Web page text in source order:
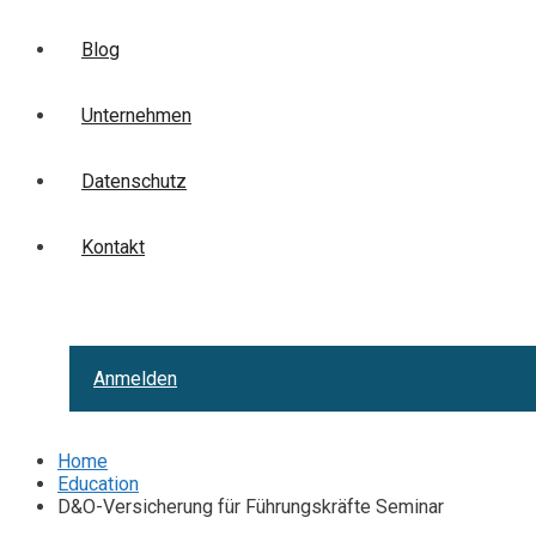
Blog
Unternehmen
Datenschutz
Kontakt
Anmelden
Home
Education
D&O-Versicherung für Führungskräfte Seminar